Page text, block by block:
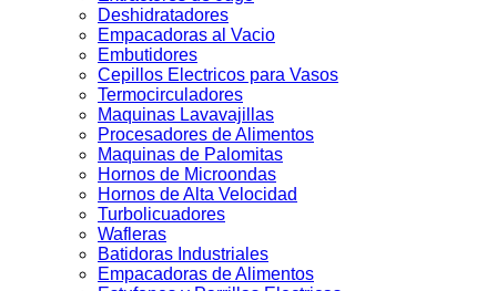
Deshidratadores
Empacadoras al Vacio
Embutidores
Cepillos Electricos para Vasos
Termocirculadores
Maquinas Lavavajillas
Procesadores de Alimentos
Maquinas de Palomitas
Hornos de Microondas
Hornos de Alta Velocidad
Turbolicuadores
Wafleras
Batidoras Industriales
Empacadoras de Alimentos